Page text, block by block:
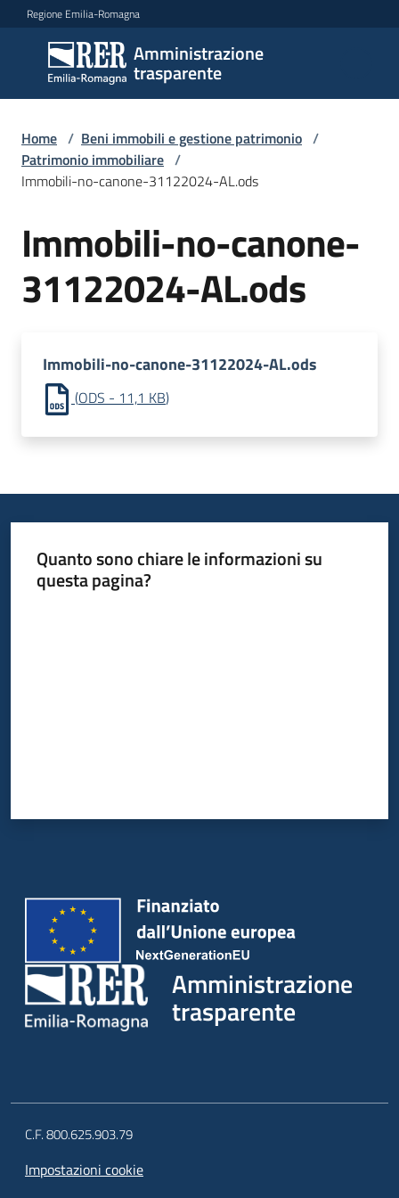
Vai al contenuto
Vai alla navigazione
Vai al footer
Regione Emilia-Romagna
Amministrazione
trasparente
Amministrazione
trasparente
Sottosezioni
Accesso
Home / Beni immobili e gestione patrimonio /
Patrimonio immobiliare /
Immobili-no-canone-31122024-AL.ods
Immobili-no-canone-
31122024-AL.ods
Immobili-no-canone-31122024-AL.ods
(ODS - 11,1 KB)
Quanto sono chiare le informazioni su
questa pagina?
Amministrazione
trasparente
C.F. 800.625.903.79
Impostazioni cookie